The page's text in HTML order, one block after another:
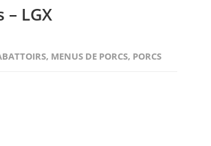
– LGX
, MENUS DE PORCS, PORCS